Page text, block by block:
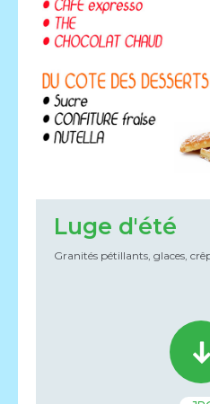
Luge d'été
Granités pétillants, glaces,